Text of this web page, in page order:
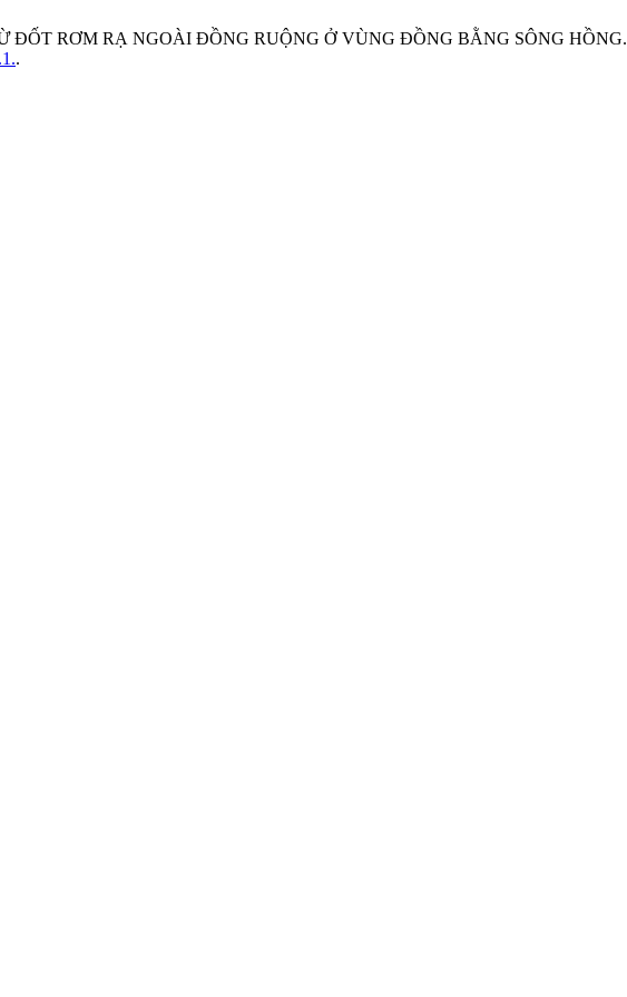
ĐỐT RƠM RẠ NGOÀI ĐỒNG RUỘNG Ở VÙNG ĐỒNG BẰNG SÔNG HỒNG.
.